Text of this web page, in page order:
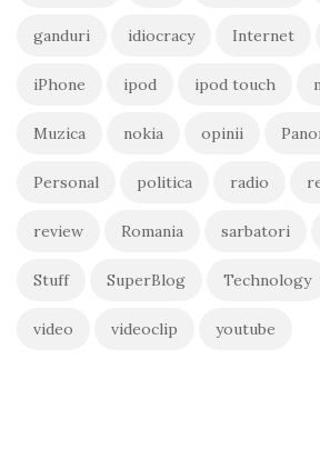
ganduri idiocracy Internet
iPhone ipod ipod touch
Muzica nokia opinii
Personal politica radio
review Romania sarbatori
Stuff SuperBlog Technology
video videoclip youtube